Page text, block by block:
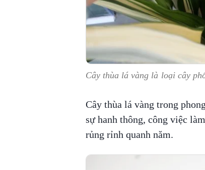
Cây thùa lá vàng là loại cây
Cây thùa lá vàng trong
sự hanh thông, công việc
rủng rỉnh quanh năm.